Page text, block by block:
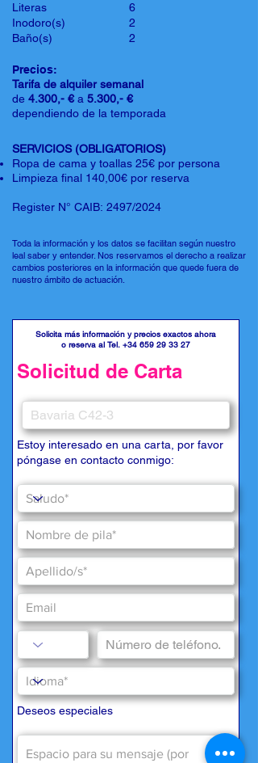
Literas
Inodoro(s)
Baño(s)
6
2
2
Precios:
Tarifa de alquiler semanal
de 4.300,- € a 5.300,- €
dependiendo de la temporada
SERVICIOS (OBLIGATORIOS)
Ropa de cama y toallas 25€ por persona
Limpieza final 140,00€ por reserva
Register N° CAIB: 2497/2024
Toda la información y los datos se facilitan según nuestro
leal saber y entender. Nos reservamos el derecho a realizar
cambios posteriores en la información que quede fuera de
nuestro ámbito de actuación.
Solicita más información y precios exactos ahora
o reserva al Tel. +34 659 29 33 27
Solicitud de Carta
Estoy interesado en una carta, por favor
póngase en contacto conmigo:
Deseos especiales